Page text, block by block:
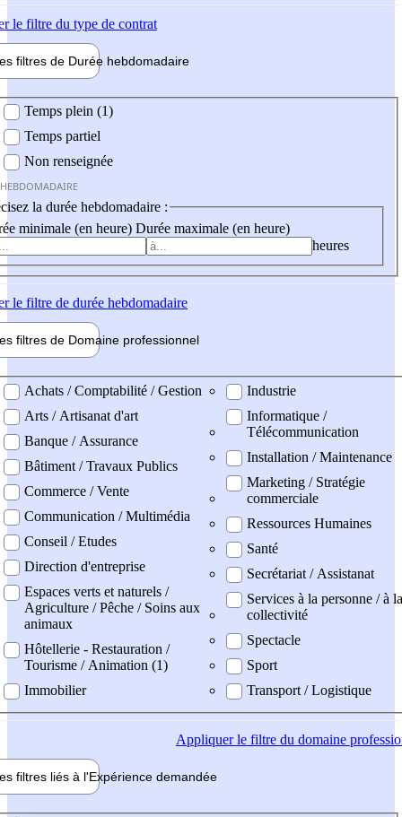
le filtre du type de contrat
filtres de Durée hebdomadaire
Temps plein (1)
Temps partiel
Non renseignée
la durée hebdomadaire :
minimale (en heure) Durée maximale (en heure)
heures
le filtre de durée hebdomadaire
filtres de Domaine professionnel
professionel
Achats / Comptabilité / Gestion
Arts / Artisanat d'art
Banque / Assurance
Bâtiment / Travaux Publics
Commerce / Vente
Communication / Multimédia
Conseil / Etudes
Direction d'entreprise
Espaces verts et naturels /
Agriculture / Pêche / Soins aux
animaux
Hôtellerie - Restauration /
Tourisme / Animation (1)
Immobilier
Industrie
Informatique /
Télécommunication
Installation / Maintenance
Marketing / Stratégie
commerciale
Ressources Humaines
Santé
Secrétariat / Assistanat
Services à la personne / à la
collectivité
Spectacle
Sport
Transport / Logistique
Appliquerle filtre du domaine
filtres liés à l'Expérience demandée